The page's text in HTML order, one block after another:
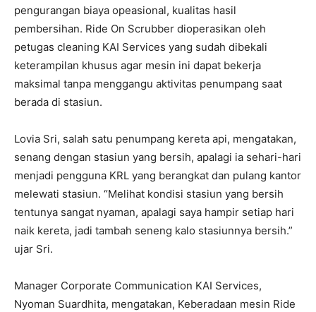
pengurangan biaya opeasional, kualitas hasil
pembersihan. Ride On Scrubber dioperasikan oleh
petugas cleaning KAI Services yang sudah dibekali
keterampilan khusus agar mesin ini dapat bekerja
maksimal tanpa menggangu aktivitas penumpang saat
berada di stasiun.
Lovia Sri, salah satu penumpang kereta api, mengatakan,
senang dengan stasiun yang bersih, apalagi ia sehari-hari
menjadi pengguna KRL yang berangkat dan pulang kantor
melewati stasiun. “Melihat kondisi stasiun yang bersih
tentunya sangat nyaman, apalagi saya hampir setiap hari
naik kereta, jadi tambah seneng kalo stasiunnya bersih.”
ujar Sri.
Manager Corporate Communication KAI Services,
Nyoman Suardhita, mengatakan, Keberadaan mesin Ride